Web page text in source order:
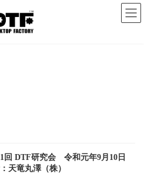
回 DTF研究会 令和元年9月10日
天竜丸澤（株）